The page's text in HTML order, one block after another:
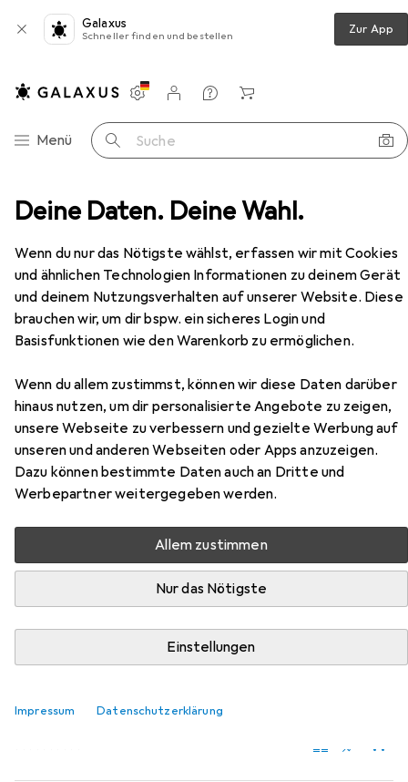
Deine Daten. Deine Wahl.
Wenn du nur das Nötigste wählst, erfassen wir mit Cookies
und ähnlichen Technologien Informationen zu deinem Gerät
und deinem Nutzungsverhalten auf unserer Website. Diese
brauchen wir, um dir bspw. ein sicheres Login und
Basisfunktionen wie den Warenkorb zu ermöglichen.
Wenn du allem zustimmst, können wir diese Daten darüber
hinaus nutzen, um dir personalisierte Angebote zu zeigen,
unsere Webseite zu verbessern und gezielte Werbung auf
unseren und anderen Webseiten oder Apps anzuzeigen.
Dazu können bestimmte Daten auch an Dritte und
Werbepartner weitergegeben werden.
Allem zustimmen
Nur das Nötigste
Einstellungen
Impressum Datenschutzerklärung
Galaxus
Schneller finden und bestellen Zur App
Navigation nach Kategorien
Menü Suche
Einstellungen
Kundenkonto
Vergleichslisten
Merklisten
Warenkorb
Funktionsshirt Odlo Active Warm
EUR
48,48
OdloActive Warm
5 Grössen
Zubehör für Odlo Active Warm
Hier findest du passendes Zubehör zum Produkt Odlo
Active Warm aus der Kategorie Funktionsunterhose.
Produktliste
5 Grössen